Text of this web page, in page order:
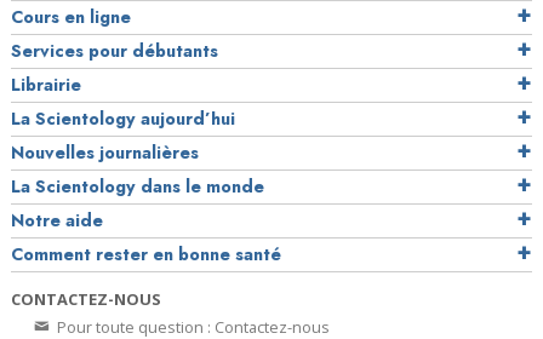
Cours en ligne
Services pour débutants
Librairie
La Scientology aujourd’hui
Nouvelles journalières
La Scientology dans le monde
Notre aide
Comment rester en bonne santé
CONTACTEZ-NOUS
Pour toute question : Contactez-nous